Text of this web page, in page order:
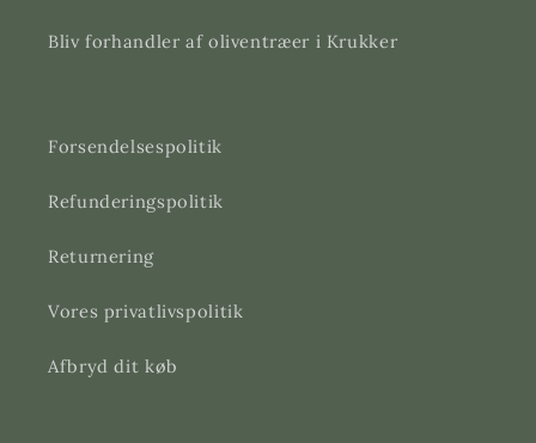
Bliv forhandler af oliventræer i Krukker
Forsendelsespolitik
Refunderingspolitik
Returnering
Vores privatlivspolitik
Afbryd dit køb